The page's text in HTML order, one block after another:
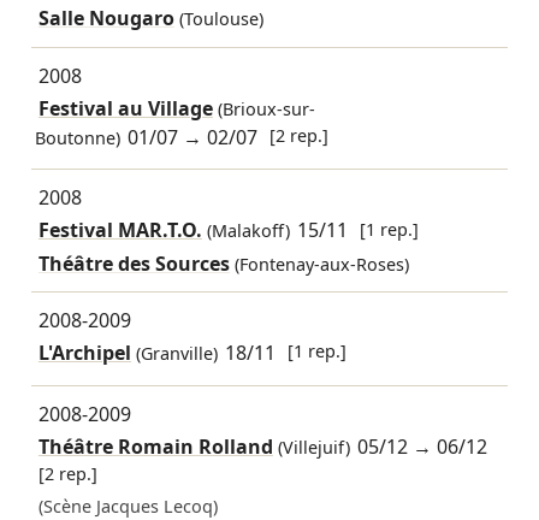
Salle Nougaro (Toulouse)
2008
Festival au Village(Brioux-sur-
Boutonne) 01/07 →02/07 [2 rep.]
2008
Festival MAR.T.O. (Malakoff) 15/11 [1 rep.]
Théâtre des Sources (Fontenay-aux-Roses)
2008-2009
L'Archipel (Granville) 18/11 [1 rep.]
2008-2009
Théâtre Romain Rolland (Villejuif) 05/12 →06/12
[2 rep.]
(Scène Jacques Lecoq)